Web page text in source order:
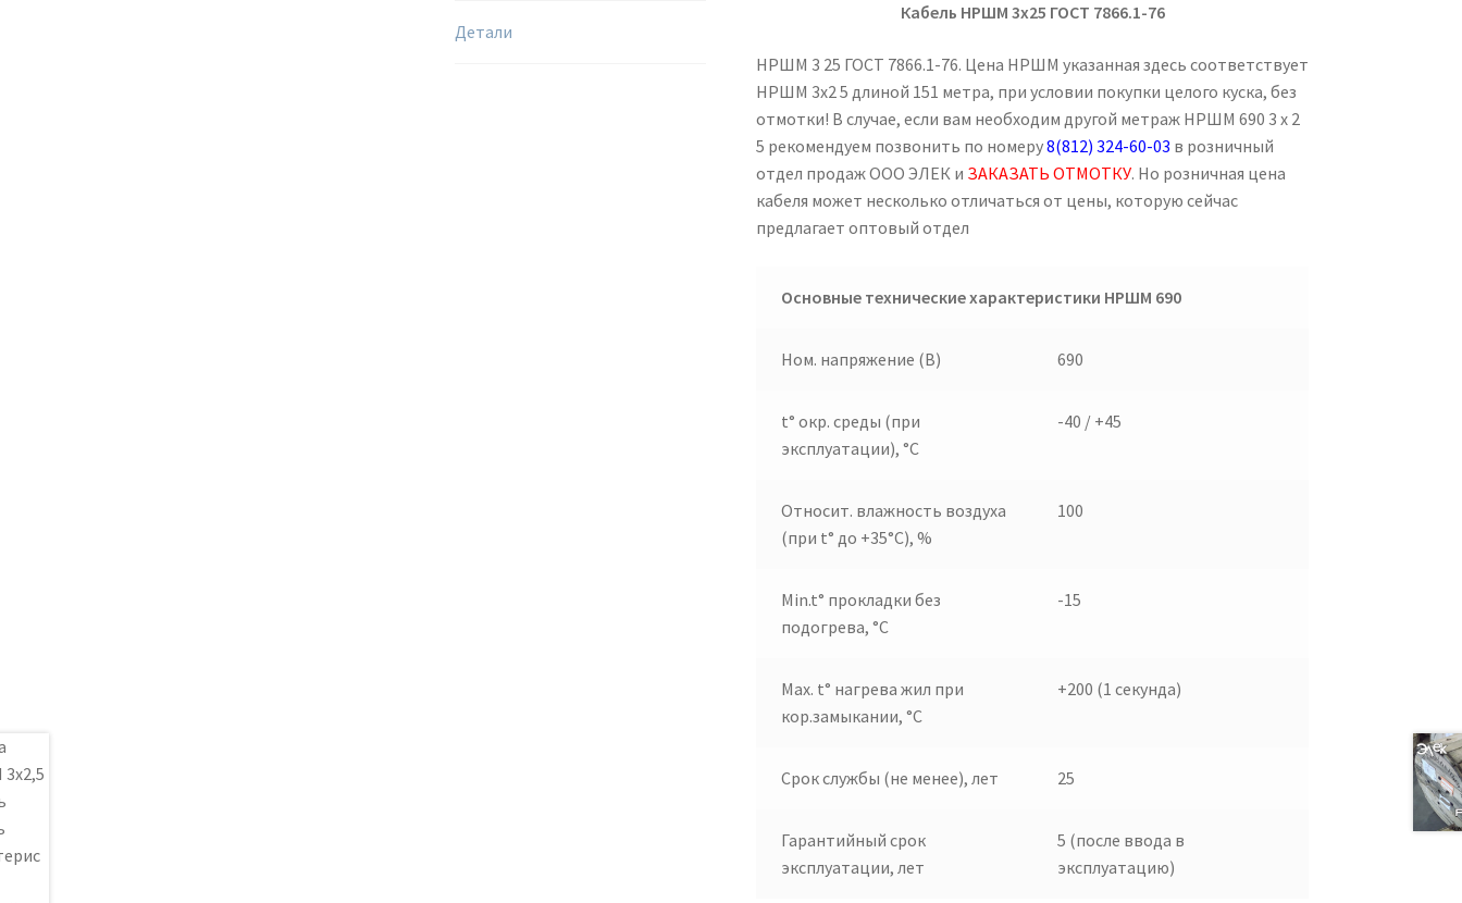
Детали
Кабель НРШМ 3х25 ГОСТ 7866.1-76
НРШМ 3 25 ГОСТ 7866.1-76. Цена НРШМ указанная здесь соответствует
НРШМ 3х2 5 длиной 151 метра, при условии покупки целого куска, без
отмотки! В случае, если вам необходим другой метраж НРШМ 690 3 х 2
5 рекомендуем позвонить по номеру8(812) 324-60-03 в розничный
отдел продаж ООО ЭЛЕК и ЗАКАЗАТЬ ОТМОТКУ. Но розничная цена
кабеля может несколько отличаться от цены, которую сейчас
предлагает оптовый отдел
Основные технические характеристики НРШМ 690
Ном. напряжение (В) 690
t° окр. среды (при
эксплуатации), °C
-40 / +45
Относит. влажность воздуха
(при t° до +35°C), %
100
Min.t° прокладки без
подогрева, °C
-15
Max. t° нагрева жил при
кор.замыкании, °C
+200 (1 секунда)
Срок службы (не менее), лет 25
Гарантийный срок
эксплуатации, лет
5 (после ввода в
эксплуатацию)